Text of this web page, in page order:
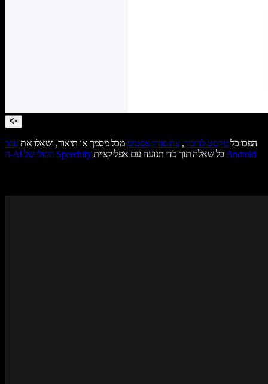
הפכו כלטקסט לדיבור,צרו פודקאסטים מכל מסמך או תיאור, ושאלו את עוזר
ה-AI הקולי של Speechify
כל שאלה תוך כדי תנועה עם אפליקצייתAndroid